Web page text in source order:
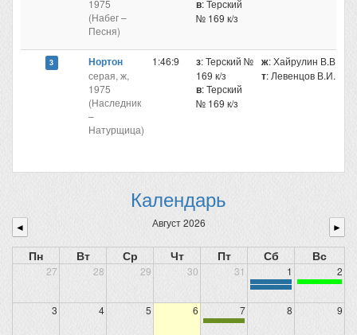
1975
(Набег –
Песня)
в: Терский
№ 169 к/з
Нортон
серая, ж,
1975
(Наследник
Натурщица)
1:46:9 з: Терский №
169 к/з
в: Терский
№ 169 к/з
ж: Хайрулин В.В.
т: Левенцов В.И.
Календарь
◄ Август 2026 ►
Пн Вт Ср Чт Пт Сб Вс
27 28 29 30 31 1 2
3 4 5 6 7 8 9